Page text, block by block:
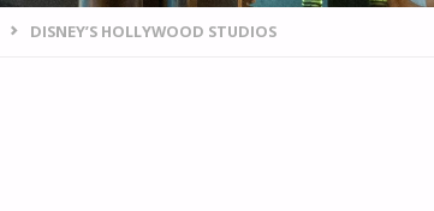
DISNEY’S HOLLYWOOD STUDIOS